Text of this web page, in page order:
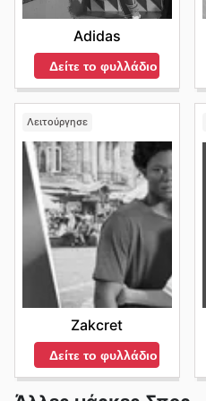
Adidas
Δείτε το φυλλάδιο
Λειτούργησε
Zakcret
Δείτε το φυλλάδιο